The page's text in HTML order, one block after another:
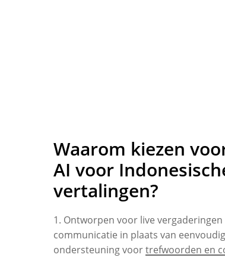
Waarom kiezen
AI voor
vertalingen?
1. Ontworpen voor live
communicatie in plaats van
ondersteuning voortrefwoorden en